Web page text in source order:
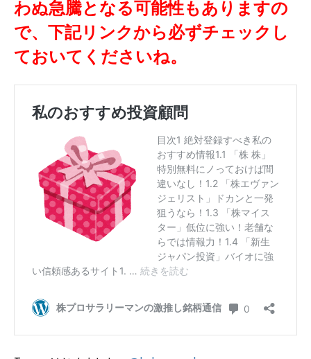
わぬ急騰となる可能性もありますの
で、下記リンクから必ずチェックし
ておいてくださいね。